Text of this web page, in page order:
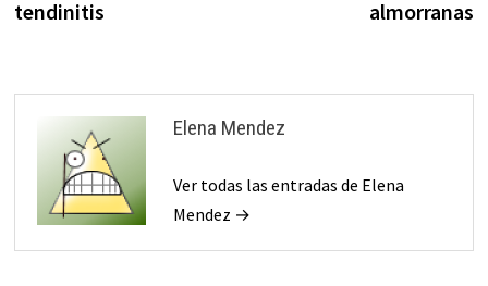
tendinitis
almorranas
Elena Mendez
Ver todas las entradas de Elena
Mendez →